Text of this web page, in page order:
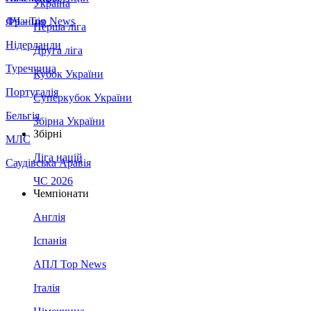
Франція
Нідерланди
Туреччина
Португалія
Бельгія
МЛС
Саудівська Аравія
ЛЧ - Top News
Україна
Перша ліга
Друга ліга
Кубок України
Суперкубок України
Збірна України
Збірні
Ліга націй
ЧС 2026
Чемпіонати
Англія
Іспанія
АПЛ Top News
Італія